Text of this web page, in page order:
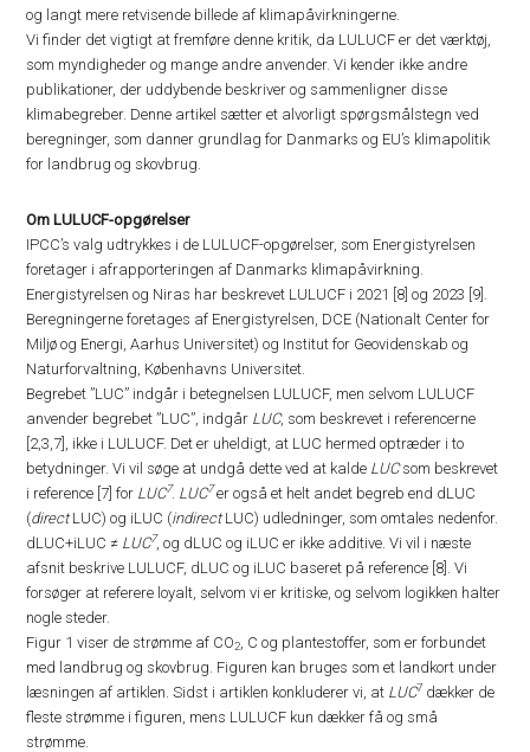
og langt mere retvisende billede af klimapåvirkningerne.
Vi finder det vigtigt at fremføre denne kritik, da LULUCF er det værktøj,
som myndigheder og mange andre anvender. Vi kender ikke andre
publikationer, der uddybende beskriver og sammenligner disse
klimabegreber. Denne artikel sætter et alvorligt spørgsmålstegn ved
beregninger, som danner grundlag for Danmarks og EU’s klimapolitik
for landbrug og skovbrug.
Om LULUCF-opgørelser
IPCC’s valg udtrykkes i de LULUCF-opgørelser, som Energistyrelsen
foretager i afrapporteringen af Danmarks klimapåvirkning.
Energistyrelsen og Niras har beskrevet LULUCF i 2021 [8] og 2023 [9].
Beregningerne foretages af Energistyrelsen, DCE (Nationalt Center for
Miljø og Energi, Aarhus Universitet) og Institut for Geovidenskab og
Naturforvaltning, Københavns Universitet.
Begrebet ”LUC” indgår i betegnelsen LULUCF, men selvom LULUCF
anvender begrebet ”LUC”, indgår LUC, som beskrevet i referencerne
[2,3,7], ikke i LULUCF. Det er uheldigt, at LUC hermed optræder i to
betydninger. Vi vil søge at undgå dette ved at kalde LUCsom beskrevet
i reference [7] for LUC7. LUC7er også et helt andet begreb end dLUC
(directLUC) og iLUC (indirectLUC) udledninger, som omtales nedenfor.
dLUC+iLUC ≠ LUC7, og dLUC og iLUC er ikke additive. Vi vil i næste
afsnit beskrive LULUCF, dLUC og iLUC baseret på reference [8]. Vi
forsøger at referere loyalt, selvom vi er kritiske, og selvom logikken halter
nogle steder.
Figur 1 viser de strømme af CO2, C og plantestoffer, som er forbundet
med landbrug og skovbrug. Figuren kan bruges som et landkort under
læsningen af artiklen. Sidst i artiklen konkluderer vi, at LUC7 dækker de
fleste strømme i figuren, mens LULUCF kun dækker få og små
strømme.